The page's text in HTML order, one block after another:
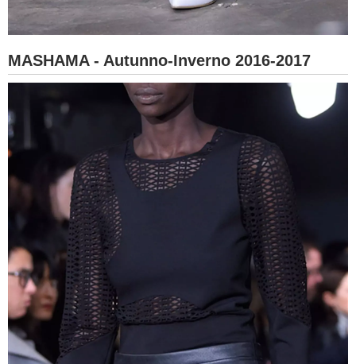
MASHAMA - Autunno-Inverno 2016-2017